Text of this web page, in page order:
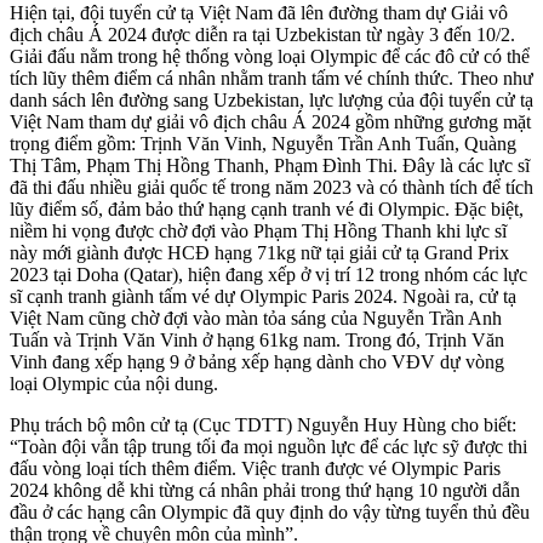
Hiện tại, đội tuyển cử tạ Việt Nam đã lên đường tham dự Giải vô
địch châu Á 2024 được diễn ra tại Uzbekistan từ ngày 3 đến 10/2.
Giải đấu nằm trong hệ thống vòng loại Olympic để các đô cử có thể
tích lũy thêm điểm cá nhân nhằm tranh tấm vé chính thức. Theo như
danh sách lên đường sang Uzbekistan, lực lượng của đội tuyển cử tạ
Việt Nam tham dự giải vô địch châu Á 2024 gồm những gương mặt
trọng điểm gồm: Trịnh Văn Vinh, Nguyễn Trần Anh Tuấn, Quàng
Thị Tâm, Phạm Thị Hồng Thanh, Phạm Đình Thi. Đây là các lực sĩ
đã thi đấu nhiều giải quốc tế trong năm 2023 và có thành tích để tích
lũy điểm số, đảm bảo thứ hạng cạnh tranh vé đi Olympic. Đặc biệt,
niềm hi vọng được chờ đợi vào Phạm Thị Hồng Thanh khi lực sĩ
này mới giành được HCĐ hạng 71kg nữ tại giải cử tạ Grand Prix
2023 tại Doha (Qatar), hiện đang xếp ở vị trí 12 trong nhóm các lực
sĩ cạnh tranh giành tấm vé dự Olympic Paris 2024. Ngoài ra, cử tạ
Việt Nam cũng chờ đợi vào màn tỏa sáng của Nguyễn Trần Anh
Tuấn và Trịnh Văn Vinh ở hạng 61kg nam. Trong đó, Trịnh Văn
Vinh đang xếp hạng 9 ở bảng xếp hạng dành cho VĐV dự vòng
loại Olympic của nội dung.
Phụ trách bộ môn cử tạ (Cục TDTT) Nguyễn Huy Hùng cho biết:
“Toàn đội vẫn tập trung tối đa mọi nguồn lực để các lực sỹ được thi
đấu vòng loại tích thêm điểm. Việc tranh được vé Olympic Paris
2024 không dễ khi từng cá nhân phải trong thứ hạng 10 người dẫn
đầu ở các hạng cân Olympic đã quy định do vậy từng tuyển thủ đều
thận trọng về chuyên môn của mình”.